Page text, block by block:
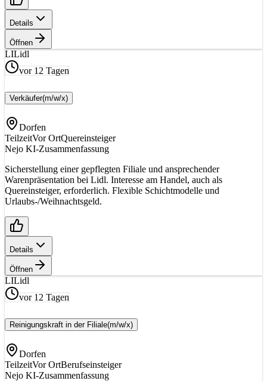
Details
Öffnen
LILidl
vor 12 Tagen
Verkäufer(m/w/x)
Dorfen
TeilzeitVor OrtQuereinsteiger
Nejo KI-Zusammenfassung
Sicherstellung einer gepflegten Filiale und ansprechender
Warenpräsentation bei Lidl. Interesse am Handel, auch als
Quereinsteiger, erforderlich. Flexible Schichtmodelle und
Urlaubs-/Weihnachtsgeld.
Details
Öffnen
LILidl
vor 12 Tagen
Reinigungskraft in der Filiale(m/w/x)
Dorfen
TeilzeitVor OrtBerufseinsteiger
Nejo KI-Zusammenfassung